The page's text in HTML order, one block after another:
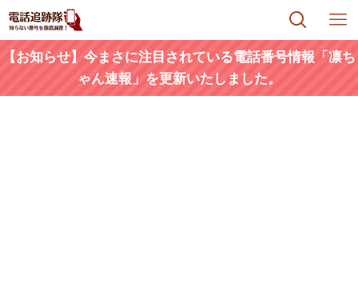
【お知らせ】今まさに注目されている電話番号情報「凛ち
ゃん速報」を更新いたしました。